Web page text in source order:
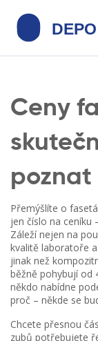
Ceny
poznat
Přemýšlíte o
jen číslo na
Záleží nejen na
kvalitě laboratoře
jinak než
běžně pohybují od
někdo nabídne
proč – někde se
Chcete přesnou
zubů potřebujete